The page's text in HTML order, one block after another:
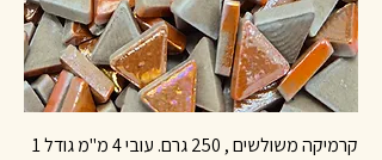
קרמיקה משולשים , 250 גרם. עובי 4 מ"מ גודל 1